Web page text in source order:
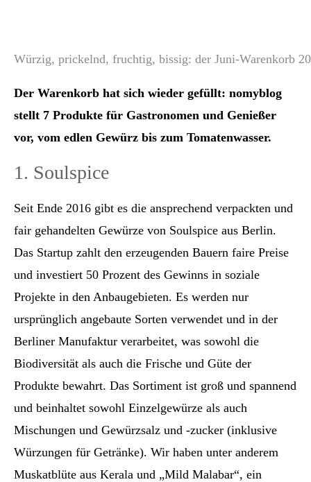
Würzig, prickelnd, fruchtig, bissig: der Juni-Warenkorb
Der Warenkorb hat sich wieder gefüllt: nomyblog
stellt 7 Produkte für Gastronomen und Genießer
vor, vom edlen Gewürz bis zum Tomatenwasser.
1. Soulspice
Seit Ende 2016 gibt es die ansprechend verpackten und
fair gehandelten Gewürze von Soulspice aus Berlin.
Das Startup zahlt den erzeugenden Bauern faire Preise
und investiert 50 Prozent des Gewinns in soziale
Projekte in den Anbaugebieten. Es werden nur
ursprünglich angebaute Sorten verwendet und in der
Berliner Manufaktur verarbeitet, was sowohl die
Biodiversität als auch die Frische und Güte der
Produkte bewahrt. Das Sortiment ist groß und spannend
und beinhaltet sowohl Einzelgewürze als auch
Mischungen und Gewürzsalz und -zucker (inklusive
Würzungen für Getränke). Wir haben unter anderem
Muskatblüte aus Kerala und „Mild Malabar“, ein